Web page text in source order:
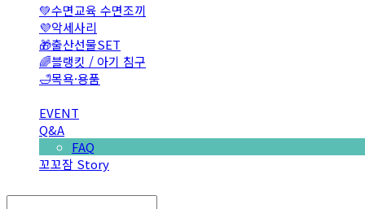
💚수면교육 수면조끼
💜악세사리
🎁출산선물SET
🌈블랭킷 / 아기 침구
🛁목욕·용품
EVENT
Q&A
FAQ
꼬꼬잠 Story